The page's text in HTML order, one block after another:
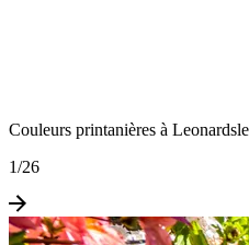
Couleurs printanières à
1/26